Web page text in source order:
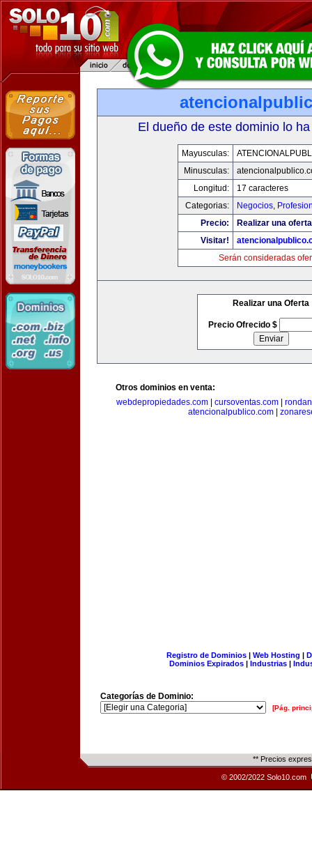
El dueño de este dominio lo
Mayusculas:
Minusculas:
Longitud:
17 caracteres
Categorias:
Negocios,
Precio:
Realizar una
Visitar!
Serán consideradas
Realizar una Oferta
Precio Ofrecido $
Otros dominios en venta:
webdepropiedades.com| cursoventas.com|
atencionalpublico.com
Registro de Dominios| Web Hosting |
Dominios Expirados | Industrias |
Categorías de Dominio:
[Pág.
** Precios
© 2002/2022 Solo10.com